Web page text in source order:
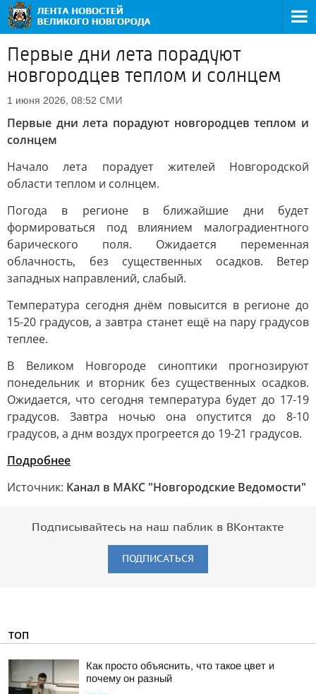
Первые дни лета порадуют
новгородцев теплом и солнцем
1 июня 2026, 08:52 СМИ
Первые дни лета порадуют новгородцев теплом и
солнцем
Начало лета порадует жителей Новгородской
области теплом и солнцем.
Погода в регионе в ближайшие дни будет
формироваться под влиянием малоградиентного
барического поля. Ожидается переменная
облачность, без существенных осадков. Ветер
западных направлений, слабый.
Температура сегодня днём повысится в регионе до
15-20 градусов, а завтра станет ещё на пару градусов
теплее.
В Великом Новгороде синоптики прогнозируют
понедельник и вторник без существенных осадков.
Ожидается, что сегодня температура будет до 17-19
градусов. Завтра ночью она опустится до 8-10
градусов, а днм воздух прогреется до 19-21 градусов.
Подробнее
Источник: Канал в МАКС "Новгородские Ведомости"
Подписывайтесь на наш паблик в ВКонтакте
ПОДПИСАТЬСЯ
ТОП
Как просто объяснить, что такое цвет и
почему он разный